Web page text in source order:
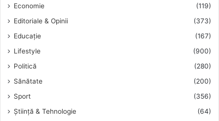
farmaceutic, cosmetic.
Eficiență economică
Folosit la < 3%, îmbunătățește semnificativ
proprietățile produsului fără costuri majore.
Sustenabilitate
Adherență mai bună, textură premium, protecție
Economie
(119)
Editoriale & Opinii
(373)
Educație
(167)
Lifestyle
(900)
Politică
(280)
Sănătate
(200)
Sport
(356)
Știință & Tehnologie
(64)